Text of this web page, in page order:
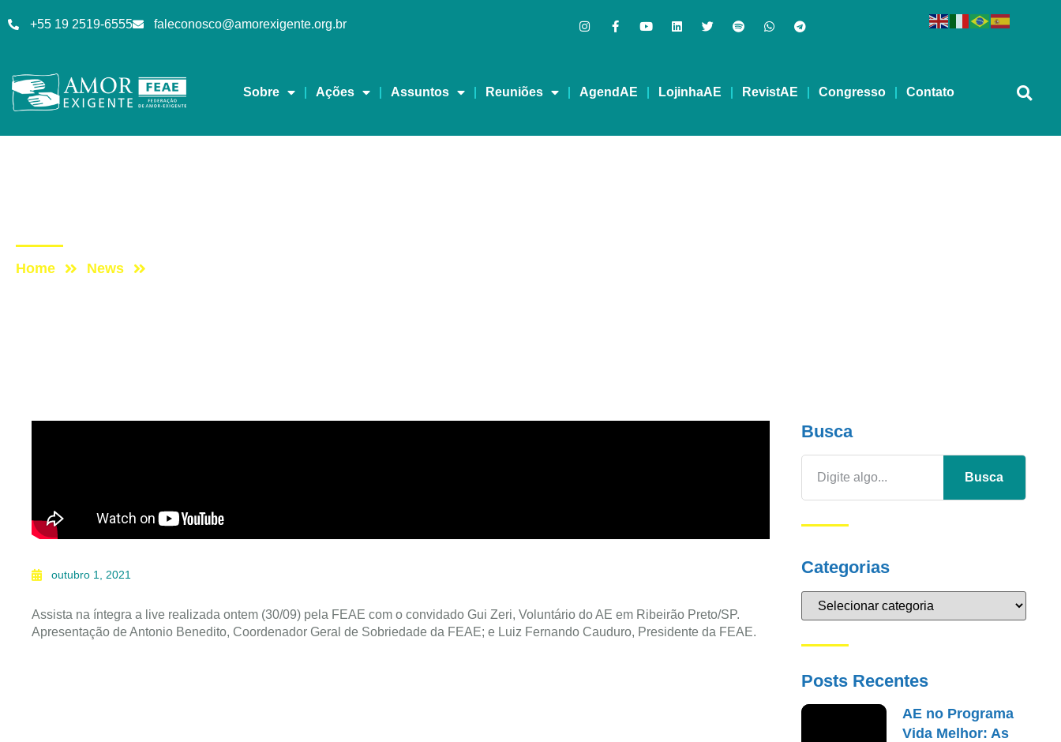
+55 19 2519-6555 faleconosco@amorexigente.org.br
Sobre Ações Assuntos Reuniões AgendAE LojinhaAE RevistAE Congresso Contato
Home News
outubro 1, 2021
Assista na íntegra a live realizada ontem (30/09) pela FEAE com o convidado Gui Zeri, Voluntário do AE em Ribeirão Preto/SP.
Apresentação de Antonio Benedito, Coordenador Geral de Sobriedade da FEAE; e Luiz Fernando Cauduro, Presidente da FEAE.
Busca
Busca
Categorias
Posts Recentes
AE no Programa
Vida Melhor: As